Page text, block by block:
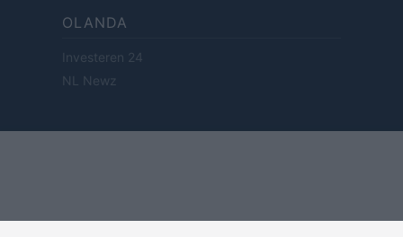
OLANDA
Investeren 24
NL Newz